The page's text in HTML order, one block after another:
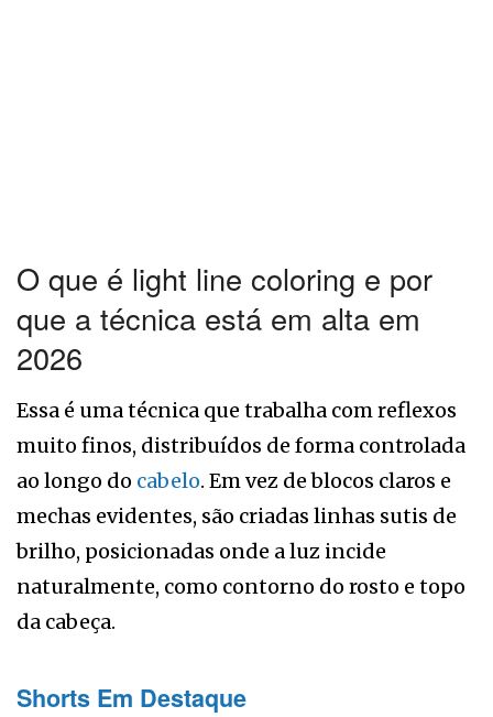
O que é light line coloring e por
que a técnica está em alta em
2026
Essa é uma técnica que trabalha com reflexos
muito finos, distribuídos de forma controlada
ao longo do cabelo. Em vez de blocos claros e
mechas evidentes, são criadas linhas sutis de
brilho, posicionadas onde a luz incide
naturalmente, como contorno do rosto e topo
da cabeça.
Shorts Em Destaque